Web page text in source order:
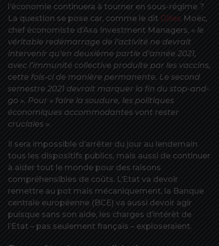
l’économie continuera à tourner en sous-régime ?
La question se pose car, comme le dit Gilles Moëc,
chef économiste d’Axa Investment Managers, « le
véritable redémarrage de l’activité ne devrait
intervenir qu’en deuxième partie d’année 2021,
avec l’immunité collective produite par les vaccins,
cette fois-ci de manière permanente. Le second
semestre 2021 devrait marquer la fin du stop-and-
go ». Pour « faire la soudure, les politiques
économiques accommodantes vont rester
cruciales ».
Il sera impossible d’arrêter du jour au lendemain
tous les dispositifs publics, mais aussi de continuer
à aider tout le monde pour des raisons
compréhensibles de coûts. L’Etat va devoir
remettre au pot mais mécaniquement, la Banque
centrale européenne (BCE) va aussi devoir agir
puisque sans son aide, les charges d’intérêt de
l’Etat – pas seulement français – exploseraient.